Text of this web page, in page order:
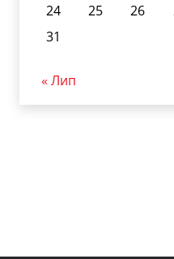
24
25 26
31
« Лип